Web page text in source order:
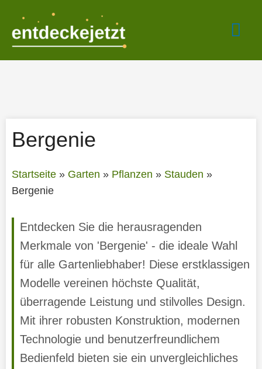
springen
Bergenie
Startseite» Garten » Pflanzen » Stauden »
Bergenie
Entdecken Sie die herausragenden
Merkmale von 'Bergenie' - die ideale Wahl
für alle Gartenliebhaber! Diese erstklassigen
Modelle vereinen höchste Qualität,
überragende Leistung und stilvolles Design.
Mit ihrer robusten Konstruktion, modernen
Technologie und benutzerfreundlichem
Bedienfeld bieten sie ein unvergleichliches